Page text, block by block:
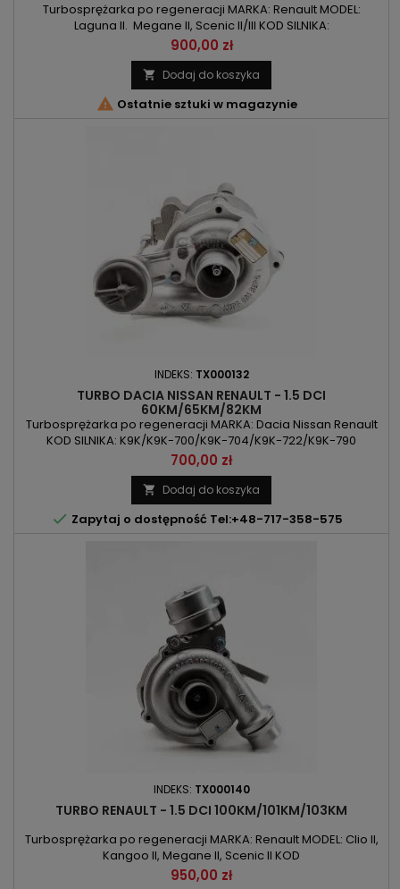
Turbosprężarka po regeneracji MARKA: Renault MODEL:
Laguna II. Megane II, Scenic II/III KOD SILNIKA:
F9Q758/F9Q804/F9Q816/F9Q818 POJEMNOŚĆ: 1870ccm 1.9DCI
MOC: 96kW/130KM ROK PRODUKCJI: Od 2001r
Cena
900,00 zł
 Dodaj do koszyka
 Ostatnie sztuki w magazynie
INDEKS: TX000132
TURBO DACIA NISSAN RENAULT - 1.5 DCI
60KM/65KM/82KM
Turbosprężarka po regeneracji MARKA: Dacia Nissan Renault
KOD SILNIKA: K9K/K9K-700/K9K-704/K9K-722/K9K-790
POJEMNOŚĆ: 1460ccm 1.5DCI MOC: 44kW/60KM / 48kW/65KM
/ 60kW/82KM ROK PRODUKCJI: Od 2000r
Cena
700,00 zł
 Dodaj do koszyka
 Zapytaj o dostępność Tel:+48-717-358-575
INDEKS: TX000140
TURBO RENAULT - 1.5 DCI 100KM/101KM/103KM
Turbosprężarka po regeneracji MARKA: Renault MODEL: Clio II,
Kangoo II, Megane II, Scenic II KOD
SILNIKA: K9K/K9K712/K9K728/K9K729/K9K804/K9K806/K9K-THP
Cena
950,00 zł